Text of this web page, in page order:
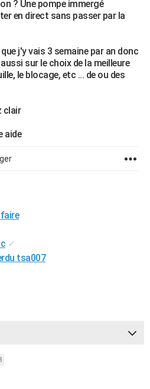
? Une pompe immergé
en direct sans passer par la
j'y vais 3 semaine par an donc
sur le choix de la meilleure
le blocage, etc ... de ou des
clair
aide
✓
tsa007